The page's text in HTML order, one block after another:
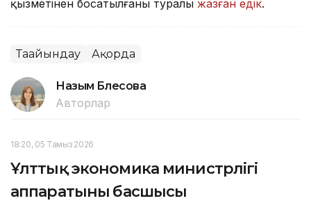
қызметінен босатылғаны туралы жазған едік.
Тағайындау Ақорда
Назым Бөлесова
Авторлар
18:20, 05 Тамыз 2026
Ұлттық экономика министрлігі
аппаратының басшысы